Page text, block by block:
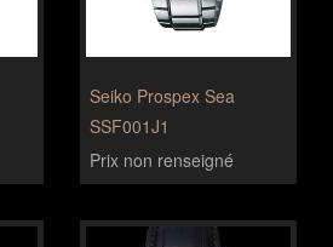
Seiko Prospex Sea
SSF001J1
Prix non renseigné